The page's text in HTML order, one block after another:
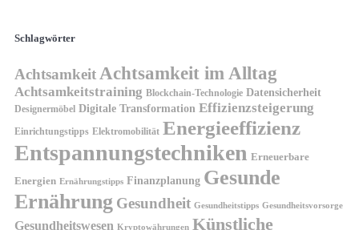
Schlagwörter
Achtsamkeit Achtsamkeit im Alltag
Achtsamkeitstraining Blockchain-Technologie Datensicherheit
Designermöbel Digitale Transformation Effizienzsteigerung
Einrichtungstipps Elektromobilität Energieeffizienz
Entspannungstechniken Erneuerbare
Energien Ernährungstipps Finanzplanung Gesunde
Ernährung Gesundheit Gesundheitstipps Gesundheitsvorsorge
Gesundheitswesen Kryptowährungen Künstliche